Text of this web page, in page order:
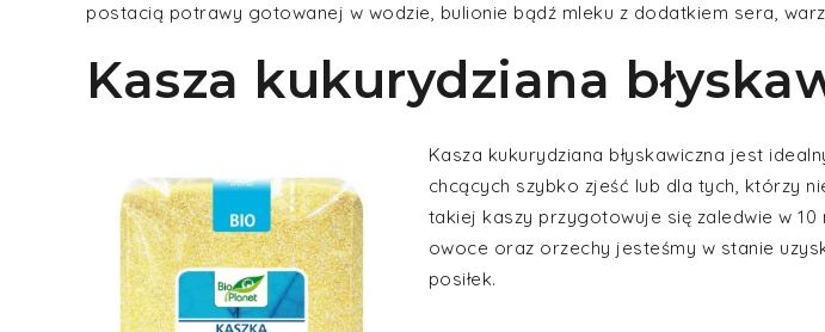
postacią potrawy gotowanej w wodzie, bulionie bądź mleku z dodatkiem sera,
Kasza kukurydziana
Kasza kukurydziana błyskawiczna jest
chcących szybko zjeść lub dla tych, którzy
takiej kaszy przygotowuje się zaledwie w 10
owoce oraz orzechy jesteśmy w stanie
posiłek.